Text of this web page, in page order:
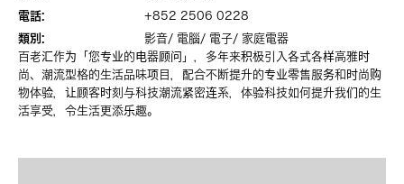
電話:
+852 2506 0228
類別:
影音/ 電腦/ 電子/ 家庭電器
百老汇作为「您专业的电器顾问」，多年来积极引入各式各样高雅时
尚、潮流型格的生活品味项目，配合不断提升的专业零售服务和时尚购
物体验，让顾客时刻与科技潮流紧密连系，体验科技如何提升我们的生
活享受，令生活更添乐趣。